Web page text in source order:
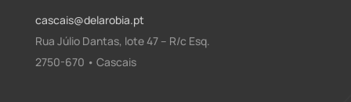
cascais@delarobia.pt
Rua Júlio Dantas, lote 47 – R/c Esq.
2750-670 • Cascais